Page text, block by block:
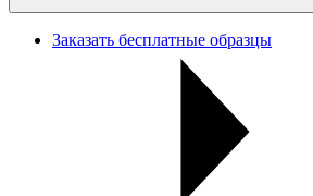
Заказать бесплатные образцы